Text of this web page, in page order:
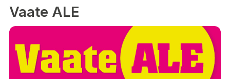
Vaate ALE